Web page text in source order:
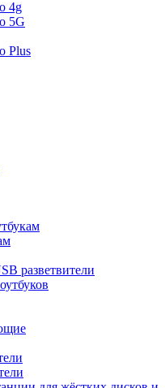
4g
5G
Plus
разветвители